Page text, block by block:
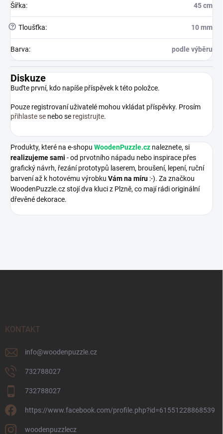
Šířka: 45 cm
? Tloušťka: 10 mm
Barva: podle výběru
Diskuze
Buďte první, kdo napíše příspěvek k této položce.
Pouze registrovaní uživatelé mohou vkládat příspěvky. Prosím
přihlaste se nebo se registrujte.
Produkty, které na e-shopu WoodenPuzzle.cz naleznete, si
realizujeme sami - od prvotního nápadu nebo inspirace přes
grafický návrh, řezání prototypů laserem, broušení, lepení, ruční
barvení až k hotovému výrobku Vám na míru :-). Za značkou
WoodenPuzzle.cz stojí dva kluci z Plzně, co mají rádi originální
dřevěné dekorace.
KONTAKT
info@woodenpuzzle.cz
732788027
732788027
https://www.facebook.com/profile.php?id=61551228868539
woodenpuzzlecz